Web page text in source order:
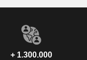
+ 1.300.000